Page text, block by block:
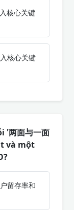
核心关键
核心关键
'两面与一面
và một
留存率和